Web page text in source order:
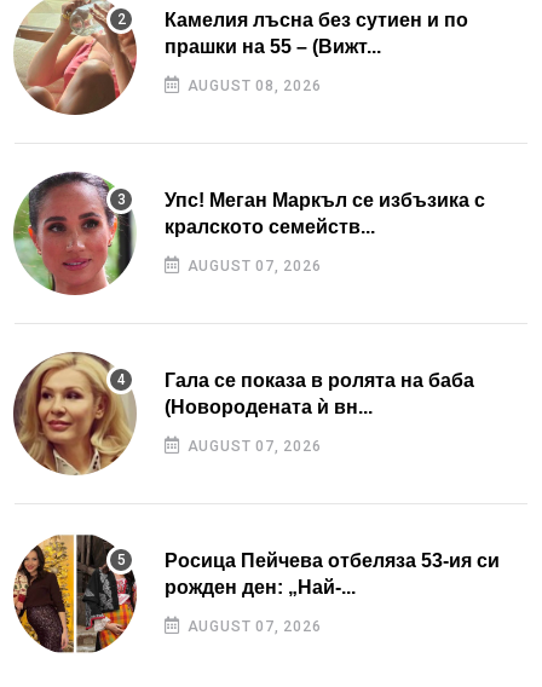
Камелия лъсна без сутиен и по
прашки на 55 – (Вижт...
AUGUST 08, 2026
Упс! Меган Маркъл се избъзика с
кралското семейств...
AUGUST 07, 2026
Гала се показа в ролята на баба
(Новородената ѝ вн...
AUGUST 07, 2026
Росица Пейчева отбеляза 53-ия си
рожден ден: „Най-...
AUGUST 07, 2026